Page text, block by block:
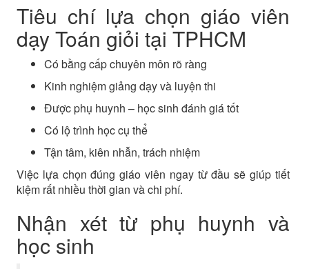
Tiêu chí lựa chọn giáo viên
dạy Toán giỏi tại TPHCM
Có bằng cấp chuyên môn rõ ràng
Kinh nghiệm giảng dạy và luyện thi
Được phụ huynh – học sinh đánh giá tốt
Có lộ trình học cụ thể
Tận tâm, kiên nhẫn, trách nhiệm
Việc lựa chọn đúng giáo viên ngay từ đầu sẽ giúp tiết
kiệm rất nhiều thời gian và chi phí.
Nhận xét từ phụ huynh và
học sinh